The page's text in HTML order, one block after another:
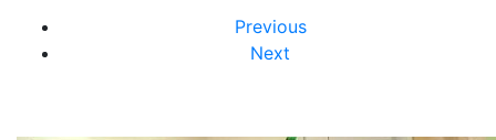
Previous
Next